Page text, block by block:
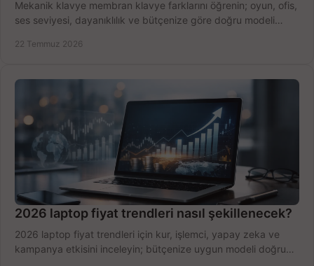
Mekanik klavye membran klavye farklarını öğrenin; oyun, ofis,
ses seviyesi, dayanıklılık ve bütçenize göre doğru modeli
22 Temmuz 2026
2026 laptop fiyat trendleri nasıl şekillenecek?
2026 laptop fiyat trendleri için kur, işlemci, yapay zeka ve
kampanya etkisini inceleyin; bütçenize uygun modeli doğru